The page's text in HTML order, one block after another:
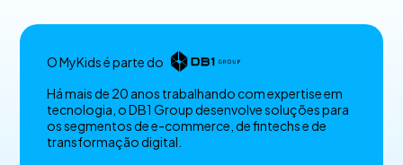
O MyKids é parte do
Há mais de 20 anos trabalhando com expertise em
tecnologia, o DB1 Group desenvolve soluções para
os segmentos de e-commerce, de fintechs e de
transformação digital.